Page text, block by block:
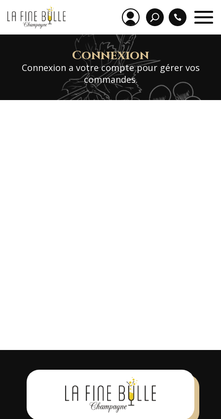
Connexion
Connexion a votre compte pour gérer vos
commandes.